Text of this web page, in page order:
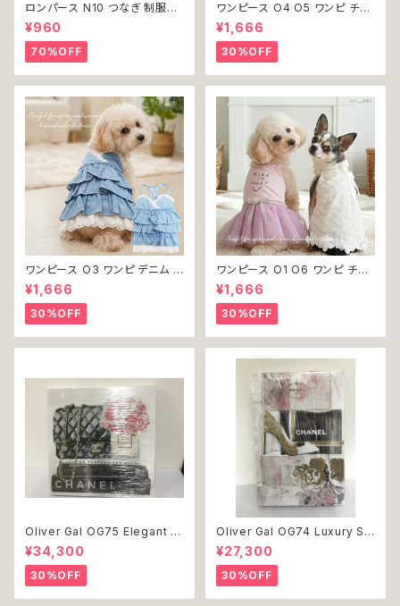
ロンパース N10 つなぎ 制服風
チェック柄 グレー 灰色 コスチュ
ーム コスプレ ドッグウェア dog
犬 猫 ペット 服 犬服 洋服 オシ
ャレ かわいい 小型犬 返品交換
不可
¥960
70%OFF
ワンピース O4 O5 ワンピ チェ
ック プリーツ レース 女の子 犬
犬服 小型 猫 服 洋服 ペット do
g ドッグウェア おしゃれ かわい
い 返品交換不可
¥1,666
30%OFF
ワンピース O3 ワンピ デニム プ
リーツ レース 女の子 犬 犬服
小型 猫 服 洋服 ペット dog ド
ッグウェア おしゃれ かわいい 返
品交換不可
¥1,666
30%OFF
ワンピース O1 O6 ワンピ チュ
ール レース 花 フラワー 女の子
犬 犬服 小型 猫 服 洋服 ペット
dog ドッグウェア おしゃれ かわ
いい 返品交換不可
¥1,666
30%OFF
Oliver Gal OG75 Elegant E
ssentials Paris 絵 アート イ
ンテリア お祝い 贈り物 プレゼ
ント 結婚 新築 開店 周年 バー
スデイ 誕生日 ご褒美
¥34,300
30%OFF
Oliver Gal OG74 Luxury St
acked Shoes Rose Giftbo
x 絵 アート インテリア お祝い
贈り物 プレゼント 結婚 新築 開
店 周年 バースデイ 誕生日 ご褒
美
¥27,300
30%OFF